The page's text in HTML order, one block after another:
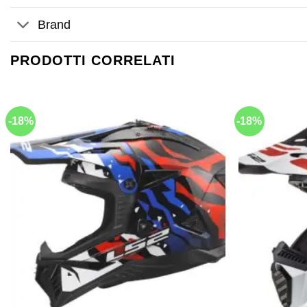
Brand
PRODOTTI CORRELATI
-18% -18%